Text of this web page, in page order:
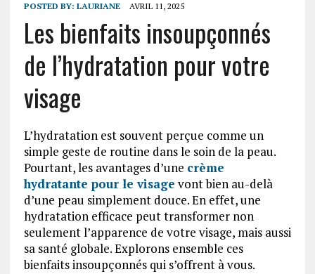
POSTED BY: LAURIANE AVRIL 11, 2025
Les bienfaits insoupçonnés
de l’hydratation pour votre
visage
L’hydratation est souvent perçue comme un
simple geste de routine dans le soin de la peau.
Pourtant, les avantages d’une crème
hydratante pour le visage vont bien au-delà
d’une peau simplement douce. En effet, une
hydratation efficace peut transformer non
seulement l’apparence de votre visage, mais aussi
sa santé globale. Explorons ensemble ces
bienfaits insoupçonnés qui s’offrent à vous.